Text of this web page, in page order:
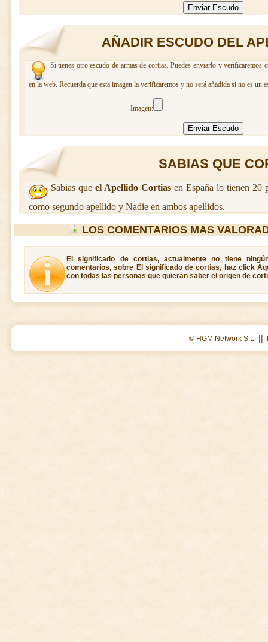
AÑADIR ESCUDO DEL
Si tienes otro escudo de armas de cortias. Puedes enviarlo y verificaremos
en la web. Recuerda que esta imagen la verificaremos y no será añadida si no es un
Imagen:
SABIAS QUE
Sabias que el Apellido Cortias en España lo tienen 20
como segundo apellido y Nadie en ambos apellidos.
LOS COMENTARIOS MAS
El significado de cortias, actualmente no tiene
comentarios, sobre El significado de cortias, haz click
con todas las personas que quieran saber el origen de
© HGM Network S.L. ||